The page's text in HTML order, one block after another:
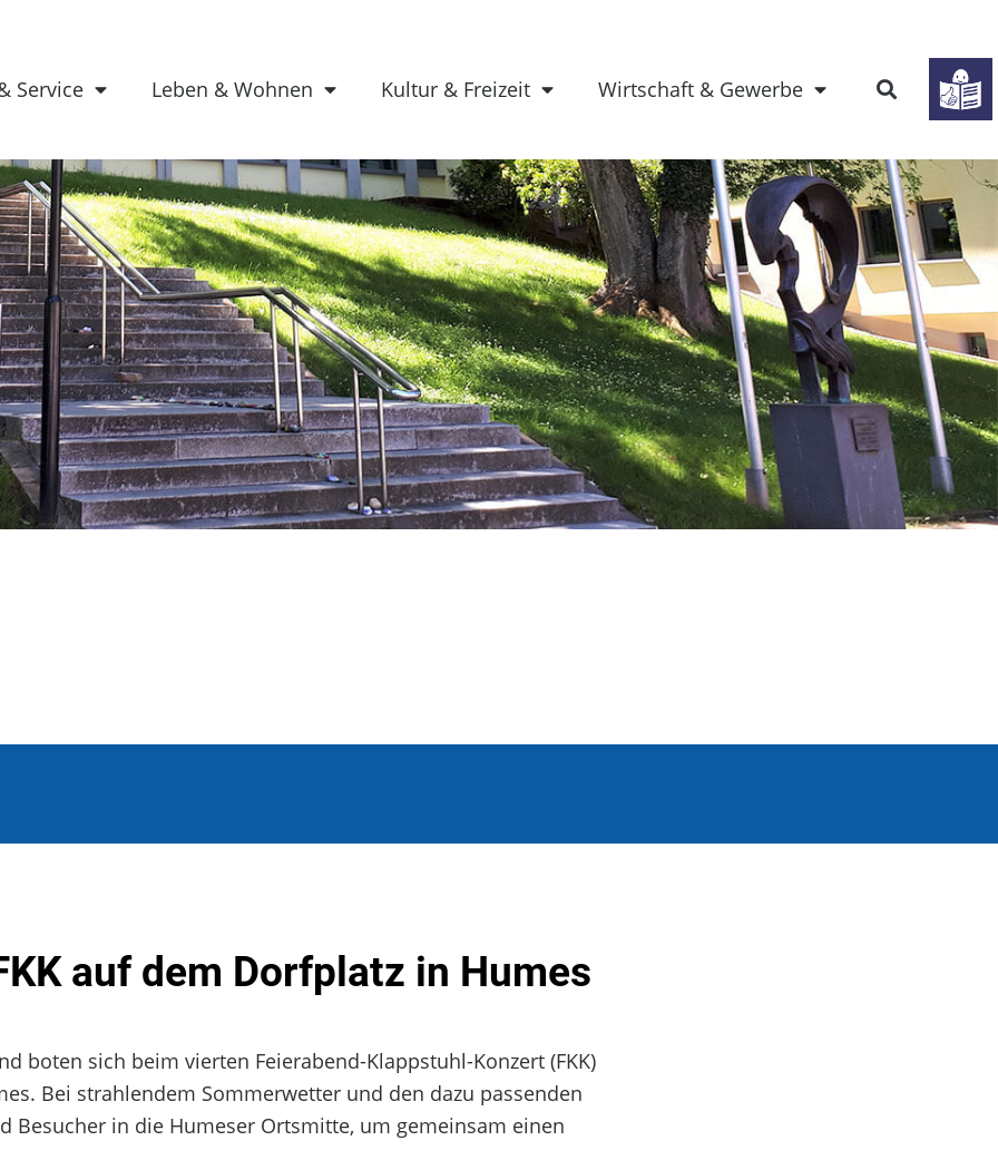
Service Leben & Wohnen Kultur & Freizeit Wirtschaft & Gewerbe
auf dem Dorfplatz in Humes
boten sich beim vierten Feierabend-Klappstuhl-Konzert (FKK)
Bei strahlendem Sommerwetter und den dazu passenden
Besucher in die Humeser Ortsmitte, um gemeinsam einen